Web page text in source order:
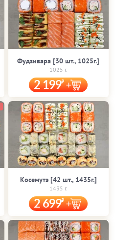
Фудзивара [30 шт., 1025г.]
1025 г.
2 199
Косемутэ [42 шт., 1435г.]
1435 г.
2 699